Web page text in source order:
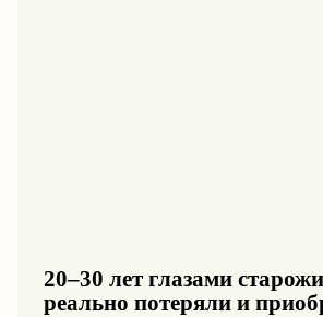
20–30 лет глазами
реально потеряли и